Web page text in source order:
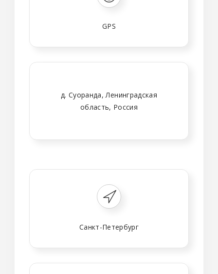
GPS
д. Суоранда, Ленинградская
область, Россия
Санкт-Петербург